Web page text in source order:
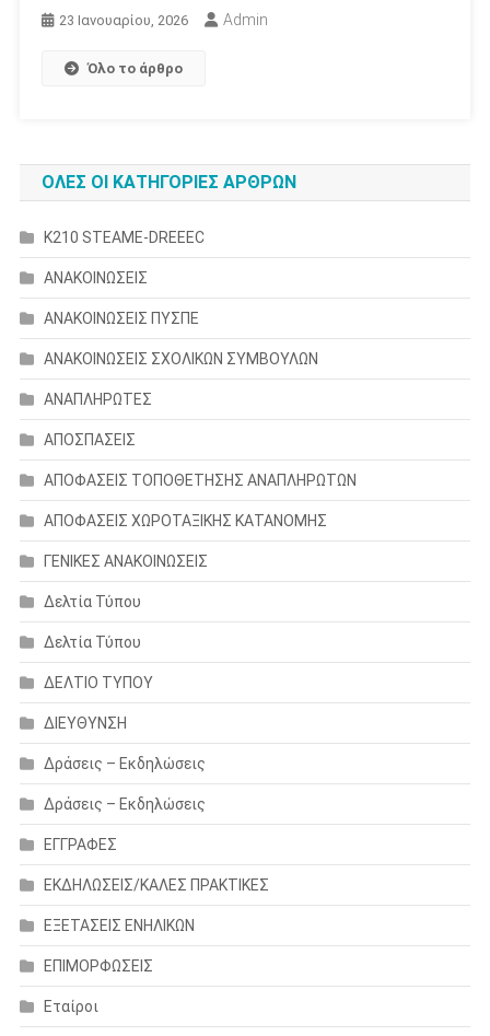
23 Ιανουαρίου, 2026 Admin
Όλο το άρθρο
ΟΛΕΣ ΟΙ ΚΑΤΗΓΟΡΙΕΣ ΑΡΘΡΩΝ
K210 STEAME-DREEEC
ΑΝΑΚΟΙΝΩΣΕΙΣ
ΑΝΑΚΟΙΝΩΣΕΙΣ ΠΥΣΠΕ
ΑΝΑΚΟΙΝΩΣΕΙΣ ΣΧΟΛΙΚΩΝ ΣΥΜΒΟΥΛΩΝ
ΑΝΑΠΛΗΡΩΤΕΣ
ΑΠΟΣΠΑΣΕΙΣ
ΑΠΟΦΑΣΕΙΣ ΤΟΠΟΘΕΤΗΣΗΣ ΑΝΑΠΛΗΡΩΤΩΝ
ΑΠΟΦΑΣΕΙΣ ΧΩΡΟΤΑΞΙΚΗΣ ΚΑΤΑΝΟΜΗΣ
ΓΕΝΙΚΕΣ ΑΝΑΚΟΙΝΩΣΕΙΣ
Δελτία Τύπου
Δελτία Τύπου
ΔΕΛΤΙΟ ΤΥΠΟΥ
ΔΙΕΥΘΥΝΣΗ
Δράσεις – Εκδηλώσεις
Δράσεις – Εκδηλώσεις
ΕΓΓΡΑΦΕΣ
ΕΚΔΗΛΩΣΕΙΣ/ΚΑΛΕΣ ΠΡΑΚΤΙΚΕΣ
ΕΞΕΤΑΣΕΙΣ ΕΝΗΛΙΚΩΝ
ΕΠΙΜΟΡΦΩΣΕΙΣ
Εταίροι